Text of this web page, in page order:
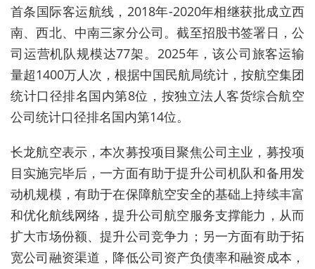
首条国际客运航线，2018年-2020年相继获批成立西
南、西北、中南三家分公司。截至招股书签署日，公
司运营机队规模达77架。2025年，该公司旅客运输
量超1400万人次，根据中国民航局统计，按航空集团
统计口径排名国内第8位，按独立法人客货综合航空
公司统计口径排名国内第14位。
长龙航空表示，本次募投项目聚焦公司主业，募投项
目实施完毕后，一方面有助于提升公司机队和备用发
动机规模，有助于在保障航空安全的基础上持续丰富
和优化航线网络，提升公司航空服务支撑能力，从而
扩大市场份额、提升公司竞争力；另一方面有助于拓
宽公司融资渠道，降低公司资产负债率和融资成本，